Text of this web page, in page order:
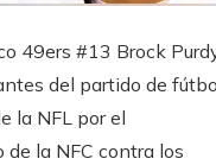
49ers #13 Brock
del partido de
la NFL por el
la NFC contra los